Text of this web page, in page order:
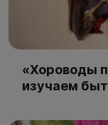
«Хороводы
изучаем